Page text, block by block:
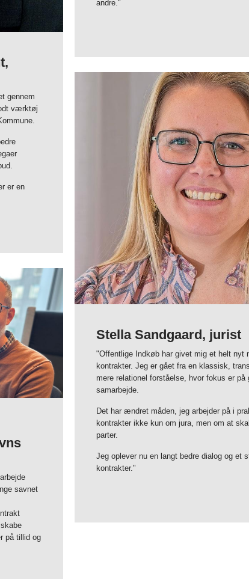
gennem
værktøj
er en
andre."
Stella Sandgaard, jurist
"Offentlige Indkøb har givet mig et helt nyt
kontrakter. Jeg er gået fra en klassisk,
mere relationel forståelse, hvor fokus er på
samarbejde.
Det har ændret måden, jeg arbejder på i
kontrakter ikke kun om jura, men om at
parter.
Jeg oplever nu en langt bedre dialog og et
kontrakter."
savnet
på tillid og